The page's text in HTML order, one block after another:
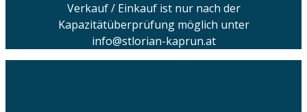
Verkauf / Einkauf ist nur nach der
Kapazitätüberprüfung möglich unter
info@stlorian-kaprun.at